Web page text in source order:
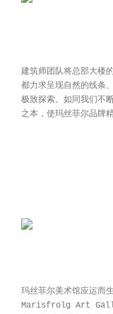
建筑师团队将总部大楼
都力求呈现自然的线条
极致探索。如同我们不
之本，使玛丝菲尔品牌
玛丝菲尔美术馆应运而
Marisfrolg Art Gallery